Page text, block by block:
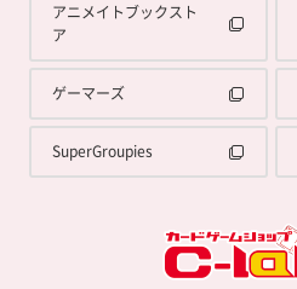
アニメイトブックスト
ア
ゲーマーズ
SuperGroupies